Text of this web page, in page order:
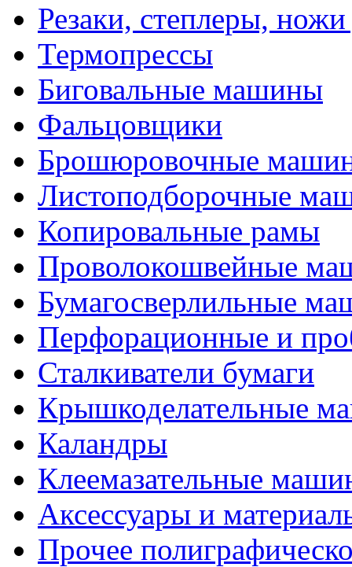
Резаки, степлеры, ножи
Термопрессы
Биговальные машины
Фальцовщики
Брошюровочные
Листоподборочные
Копировальные рамы
Проволокошвейные
Бумагосверлильные
Перфорационные и
Сталкиватели бумаги
Крышкоделательные
Каландры
Клеемазательные
Аксеcсуары и
Прочее